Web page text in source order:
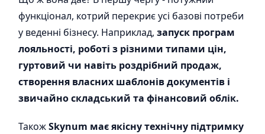
функціонал, котрий перекриє усі базові потреби
у веденні бізнесу. Наприклад, запуск програм
лояльності, роботі з різними типами цін,
гуртовий чи навіть роздрібний продаж,
створення власних шаблонів документів і
звичайно складський та фінансовий облік.
ТакожSkynum має якісну технічну підтримку